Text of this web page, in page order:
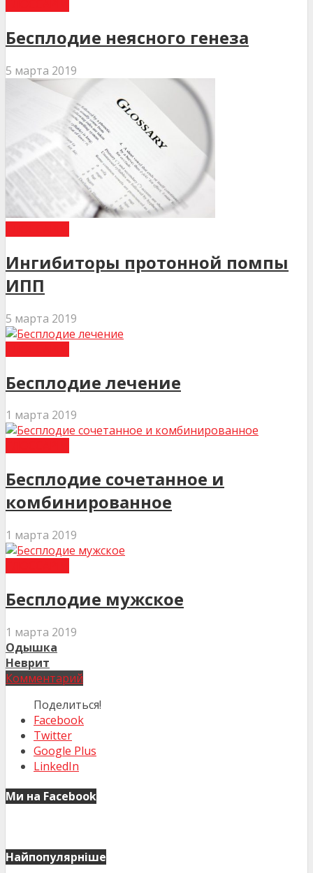
Бесплодие неясного генеза
5 марта 2019
Ингибиторы протонной помпы
ИПП
5 марта 2019
Бесплодие лечение
1 марта 2019
Бесплодие сочетанное и
комбинированное
1 марта 2019
Бесплодие мужское
1 марта 2019
Одышка
Неврит
Комментарий
Поделиться!
Facebook
Twitter
Google Plus
LinkedIn
Ми на Facebook
Найпопулярніше